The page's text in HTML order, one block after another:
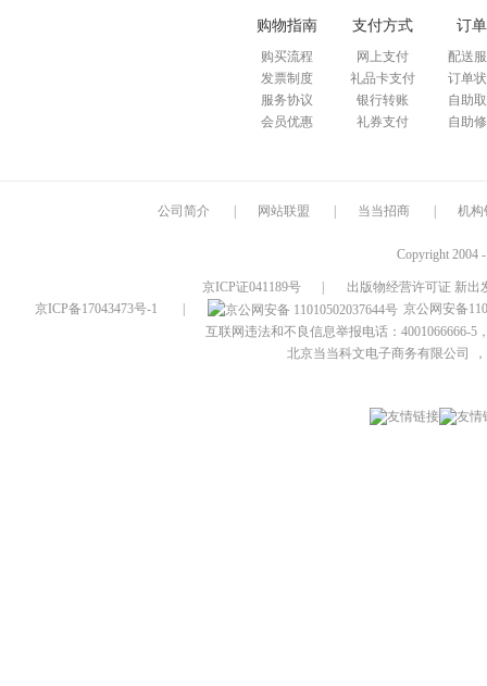
购物指南
购买流程
发票制度
服务协议
会员优惠
支付方式
网上支付
礼品卡支付
银行转账
礼券支付
订
配送
订单
自助
自助
公司简介 网站联盟 当当招商 机构
Copyright 2004
京ICP证041189号
出版物经营许可证 新出
京ICP备17043473号-1
京公网安备
互联网违法和不良信息举报电话：4001066666-5
北京当当科文电子商务有限公司